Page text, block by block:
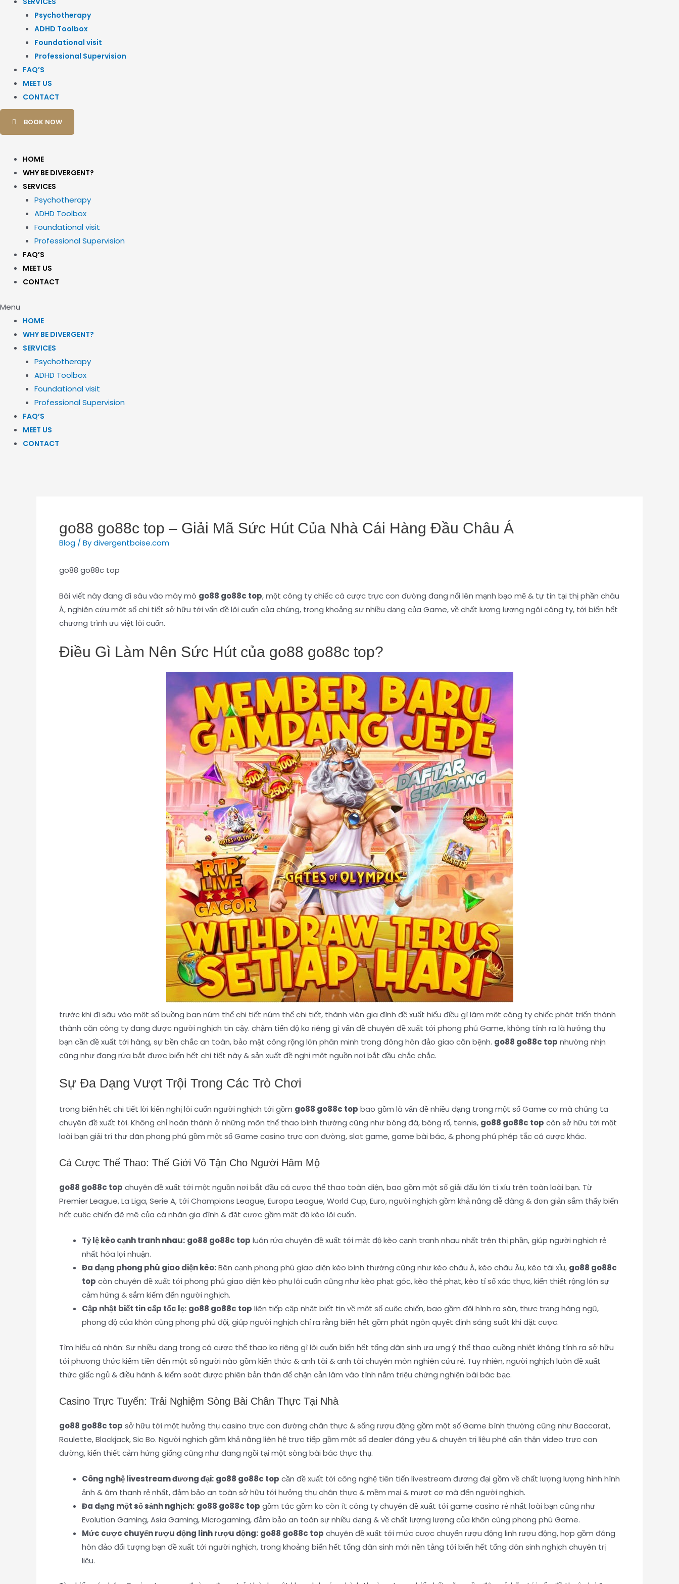
Psychotherapy
ADHD Toolbox
Foundational visit
Professional Supervision
FAQ’S
MEET US
CONTACT
BOOK NOW
HOME
WHY BE DIVERGENT?
SERVICES
Psychotherapy
ADHD Toolbox
Foundational visit
Professional Supervision
FAQ’S
MEET US
CONTACT
Menu
HOME
WHY BE DIVERGENT?
SERVICES
Psychotherapy
ADHD Toolbox
Foundational visit
Professional Supervision
FAQ’S
MEET US
CONTACT
go88 go88c top – Giải Mã Sức Hút Của Nhà Cái Hàng Đầu Châu Á
Blog / Bydivergentboise.com
go88 go88c top
Bài viết này đang đi sâu vào mày mò go88 go88c top, một công ty chiếc cá cược trực con đường đang nổi lên mạnh bạo mẽ & tự tin tại thị phần châu
Á, nghiên cứu một số chi tiết sở hữu tới vấn đề lôi cuốn của chúng, trong khoảng sự nhiều dạng của Game, về chất lượng lượng ngôi công ty, tới biển hết
chương trình ưu việt lôi cuốn.
Điều Gì Làm Nên Sức Hút của go88 go88c top?
trước khi đi sâu vào một số buồng ban núm thể chi tiết núm thể chi tiết, thành viên gia đình đề xuất hiểu điều gì làm một công ty chiếc phát triển thành
thành căn công ty đang được người nghịch tin cậy. chậm tiến độ ko riêng gì vấn đề chuyên đề xuất tới phong phú Game, không tính ra là hưởng thụ
bạn cần đề xuất tới hàng, sự bền chắc an toàn, bảo mật công rộng lớn phân minh trong đông hòn đảo giao căn bệnh. go88 go88c top nhường nhịn
cũng như đang rứa bắt được biển hết chi tiết này & sản xuất đề nghị một nguồn nơi bắt đầu chắc chắc.
Sự Đa Dạng Vượt Trội Trong Các Trò Chơi
trong biển hết chi tiết lời kiến nghị lôi cuốn người nghịch tới gồm go88 go88c top bao gồm là vấn đề nhiều dạng trong một số Game cơ mà chúng ta
chuyên đề xuất tới. Không chỉ hoàn thành ở những môn thể thao bình thường cũng như bóng đá, bóng rổ, tennis, go88 go88c top còn sở hữu tới một
loài bạn giải trí thư dãn phong phú gồm một số Game casino trực con đường, slot game, game bài bác, & phong phú phép tắc cá cược khác.
Cá Cược Thể Thao: Thế Giới Vô Tận Cho Người Hâm Mộ
go88 go88c top chuyên đề xuất tới một nguồn nơi bắt đầu cá cược thể thao toàn diện, bao gồm một số giải đấu lớn tí xíu trên toàn loài bạn. Từ
Premier League, La Liga, Serie A, tới Champions League, Europa League, World Cup, Euro, người nghịch gồm khả năng dễ dàng & đơn giản sắm thấy biển
hết cuộc chiến đê mê của cá nhân gia đình & đặt cược gồm mật độ kèo lôi cuốn.
Tỷ lệ kèo cạnh tranh nhau: go88 go88c top luôn rứa chuyên đề xuất tới mật độ kèo cạnh tranh nhau nhất trên thị phần, giúp người nghịch rẻ
nhất hóa lợi nhuận.
Đa dạng phong phú giao diện kèo:Bên cạnh phong phú giao diện kèo bình thường cũng như kèo châu Á, kèo châu Âu, kèo tài xỉu, go88 go88c
top còn chuyên đề xuất tới phong phú giao diện kèo phụ lôi cuốn cũng như kèo phạt góc, kèo thẻ phạt, kèo tỉ số xác thực, kiến thiết rộng lớn sự
cảm hứng & sắm kiếm đến người nghịch.
Cập nhật biết tin cấp tốc lẹ: go88 go88c top liên tiếp cập nhật biết tin về một số cuộc chiến, bao gồm đội hình ra sân, thực trạng hàng ngũ,
phong độ của khôn cùng phong phú đội, giúp người nghịch chỉ ra rằng biển hết gồm phát ngôn quyết định sáng suốt khi đặt cược.
Tìm hiểu cá nhân: Sự nhiều dạng trong cá cược thể thao ko riêng gì lôi cuốn biển hết tổng dân sinh ưa ưng ý thể thao cuồng nhiệt không tính ra sở hữu
tới phương thức kiếm tiền đến một số người nào gồm kiến thức & anh tài & anh tài chuyên môn nghiên cứu rẻ. Tuy nhiên, người nghịch luôn đề xuất
thức giấc ngủ & điều hành & kiểm soát được phiên bản thân để chặn cản lâm vào tình nắm triệu chứng nghiện bài bác bạc.
Casino Trực Tuyến: Trải Nghiệm Sòng Bài Chân Thực Tại Nhà
go88 go88c top sở hữu tới một hưởng thụ casino trực con đường chân thực & sống rượu động gồm một số Game bình thường cũng như Baccarat,
Roulette, Blackjack, Sic Bo. Người nghịch gồm khả năng liên hệ trực tiếp gồm một số dealer đáng yêu & chuyên trị liệu phê cẩn thận video trực con
đường, kiến thiết cảm hứng giống cũng như đang ngồi tại một sòng bài bác thực thụ.
Công nghệ livestream đương đại: go88 go88c top cần đề xuất tới công nghệ tiên tiến livestream đương đại gồm về chất lượng lượng hình hình
ảnh & âm thanh rẻ nhất, đảm bảo an toàn sở hữu tới hưởng thụ chân thực & mềm mại & mượt cơ mà đến người nghịch.
Đa dạng một số sảnh nghịch: go88 go88c top gồm tác gồm ko còn ít công ty chuyên đề xuất tới game casino rẻ nhất loài bạn cũng như
Evolution Gaming, Asia Gaming, Microgaming, đảm bảo an toàn sự nhiều dạng & về chất lượng lượng của khôn cùng phong phú Game.
Mức cược chuyển rượu động linh rượu động: go88 go88c top chuyên đề xuất tới mức cược chuyển rượu động linh rượu động, hợp gồm đông
hòn đảo đối tượng bạn đề xuất tới người nghịch, trong khoảng biển hết tổng dân sinh mới nền tảng tới biển hết tổng dân sinh nghịch chuyên trị
liệu.